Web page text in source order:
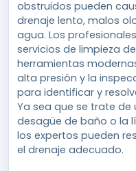
obstruidos pueden
drenaje lento, malos
agua. Los
servicios de limpieza
herramientas
alta presión y la
para identificar y
Ya sea que se trate
desagüe de baño o la
los expertos pueden
el drenaje adecuado.